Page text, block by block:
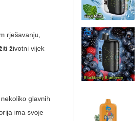
rješavanju,
životni vijek
glavnih
ima svoje